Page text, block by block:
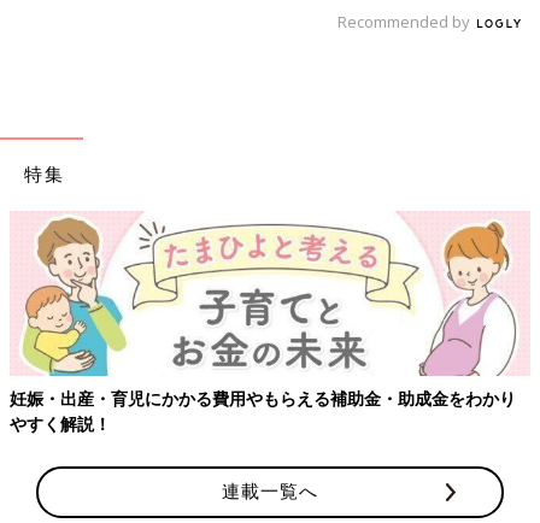
出典：Instagramアカウント「ru_ru.mama」
くま型がかわいいこちらのシリコンコースター、お茶やスープが
入ったコップを置くのはもちろん、反対に向けるとカップカバー
としても使えるそう。しかもくまの手の部分に切り込みが入って
おり、そこにティーバッグを掛けておくこともできるので、ティ
ータイムにもってこいのアイテムなのではないでしょうか？
大人から小さいお子さんまで人気が高いミッフ
ィー。そんな愛らしいミッフィー商品が100円
Recommended by
特集
妊娠・出産・育児にかかる費用やもらえる補助金・助成金をわかり
やすく解説！
連載一覧へ